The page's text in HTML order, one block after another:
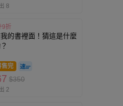
8
9折
的書裡面！猜這是什麼
售完
$350
2